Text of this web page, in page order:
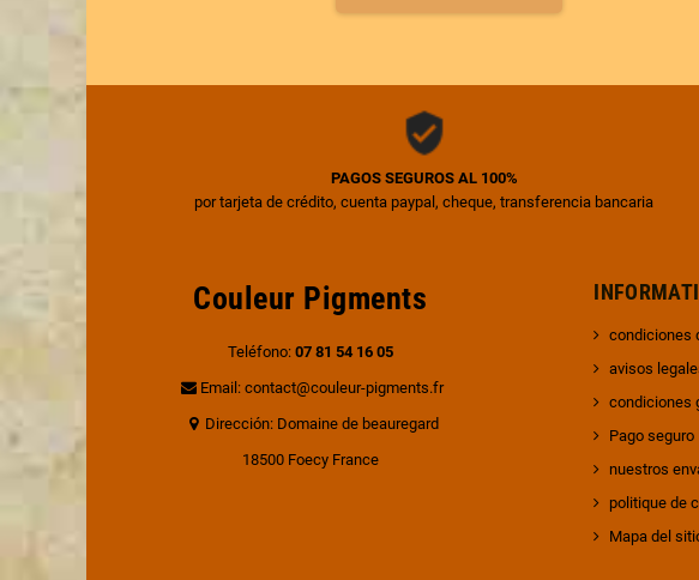
PAGOS SEGUROS AL 100%
por tarjeta de crédito, cuenta paypal, cheque, transferencia bancaria
Couleur Pigments
Teléfono: 07 81 54 16 05
Email: contact@couleur-pigments.fr
Dirección: Domaine de beauregard
18500 Foecy France
condiciones
avisos
condiciones
Pago seguro
nuestros
politique de
Mapa del